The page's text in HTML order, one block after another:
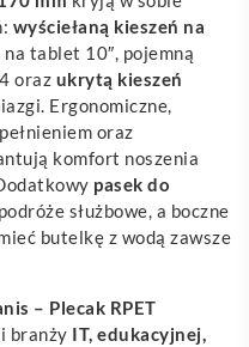
wyściełaną kieszeń na
tablet 10″, pojemną
oraz ukrytą kieszeń
Ergonomiczne,
oraz
komfort noszenia
pasek do
służbowe, a boczne
butelkę z wodą zawsze
– Plecak RPET
branży IT, edukacyjnej,